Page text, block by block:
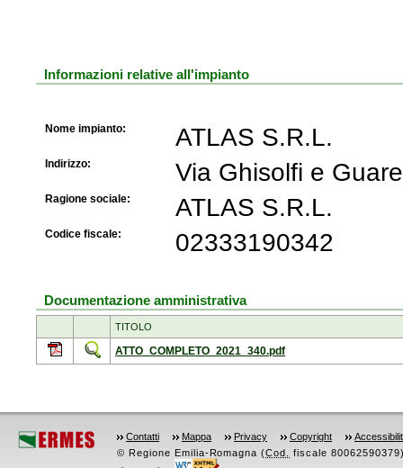
Informazioni relative all'impianto
Nome impianto: ATLAS S.R.L.
Indirizzo: Via Ghisolfi e
Ragione sociale: ATLAS S.R.L.
Codice fiscale: 02333190342
Documentazione amministrativa
TITOLO
ATTO_COMPLETO_2021_340.pdf
Contatti Mappa Privacy Copyright
© Regione Emilia-Romagna (Cod.
fiscale